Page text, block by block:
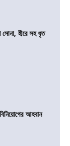
সোনা, হীরে সহ ধৃত
আহবান